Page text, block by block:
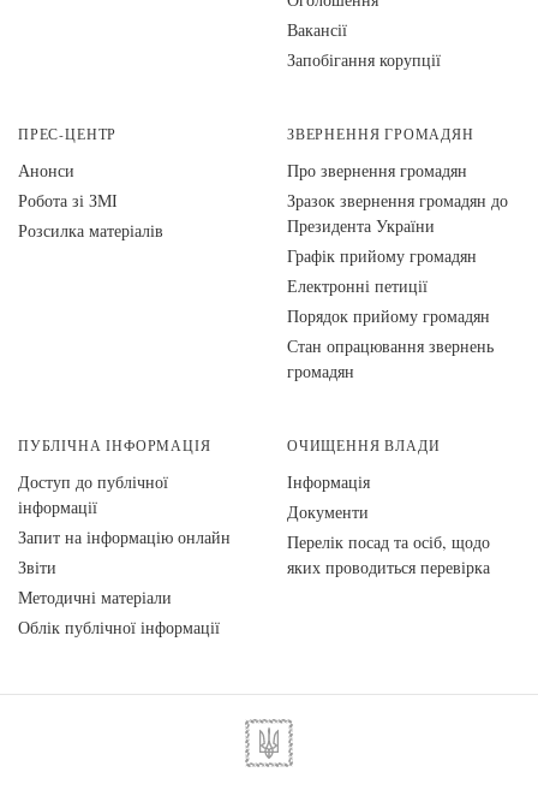
Вакансії
Запобігання корупції
ПРЕС-ЦЕНТР
Анонси
Робота зі ЗМІ
Розсилка матеріалів
ЗВЕРНЕННЯ ГРОМАДЯН
Про звернення громадян
Зразок звернення громадян до
Президента України
Графік прийому громадян
Електронні петиції
Порядок прийому громадян
Стан опрацювання звернень
громадян
ПУБЛІЧНА ІНФОРМАЦІЯ
Доступ до публічної
інформації
Запит на інформацію онлайн
Звіти
Методичні матеріали
Облік публічної інформації
ОЧИЩЕННЯ ВЛАДИ
Інформація
Документи
Перелік посад та осіб, щодо
яких проводиться перевірка